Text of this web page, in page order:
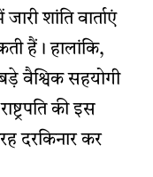
शांति वार्ताएं
हैं। हालांकि,
वैश्विक सहयोगी
की इस
दरकिनार कर